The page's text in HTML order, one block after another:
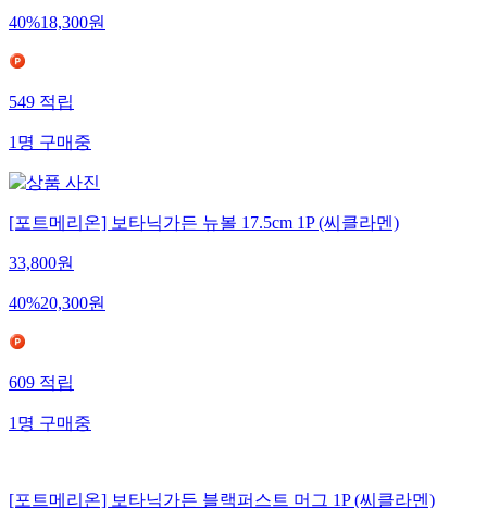
40%18,300원
549적립
1명구매중
[포트메리온] 보타닉가든 뉴볼 17.5cm 1P (씨클라멘)
33,800원
40%20,300원
609적립
1명구매중